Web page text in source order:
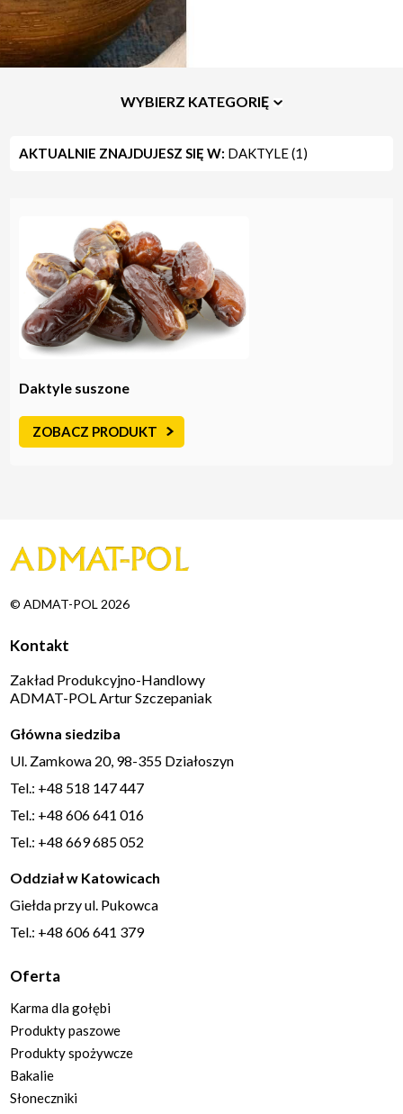
WYBIERZ KATEGORIĘ
AKTUALNIE ZNAJDUJESZ SIĘ W: DAKTYLE (1)
Daktyle suszone
ZOBACZ PRODUKT
© ADMAT-POL 2026
Kontakt
Zakład Produkcyjno-Handlowy
ADMAT-POL Artur Szczepaniak
Główna siedziba
Ul. Zamkowa 20, 98-355 Działoszyn
Tel.: +48 518 147 447
Tel.: +48 606 641 016
Tel.: +48 669 685 052
Oddział w Katowicach
Giełda przy ul. Pukowca
Tel.: +48 606 641 379
Oferta
Karma dla gołębi
Produkty paszowe
Produkty spożywcze
Bakalie
Słoneczniki